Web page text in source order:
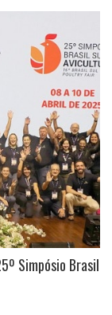
Simpósio Brasil